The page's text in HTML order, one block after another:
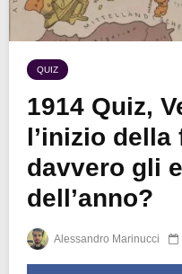
QUIZ
1914 Quiz,
l’inizio
davvero gli
dell’anno?
Alessandro Marinucci